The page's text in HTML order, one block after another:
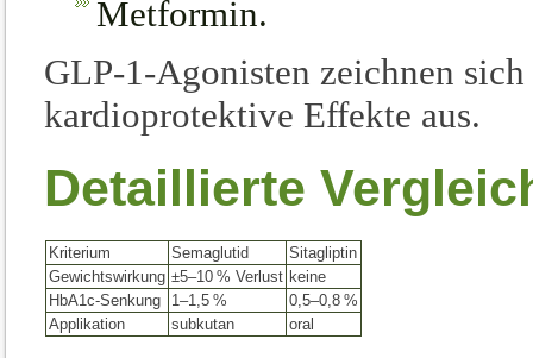
Metformin.
GLP-1-Agonisten zeichnen
kardioprotektive Effekte aus.
Detaillierte
Kriterium Semaglutid
Sitagliptin
Gewichtswirkung ±5–10 % Verlust keine
HbA1c-Senkung
1–1,5 %
0,5–0,8 %
Applikation
subkutan oral